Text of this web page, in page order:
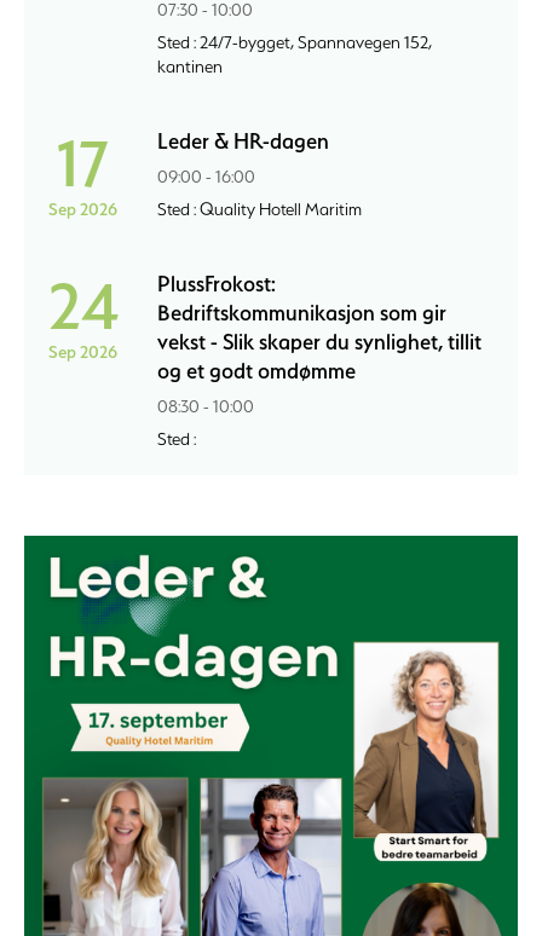
07:30 - 10:00
Sted : 24/7-bygget, Spannavegen 152,
kantinen
17
Sep 2026
Leder & HR-dagen
09:00 - 16:00
Sted : Quality Hotell Maritim
24
Sep 2026
PlussFrokost:
Bedriftskommunikasjon som gir
vekst - Slik skaper du synlighet, tillit
og et godt omdømme
08:30 - 10:00
Sted :